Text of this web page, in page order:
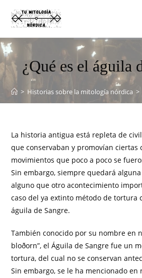
¿Qué es el águila
> Historias sobre la mitología nórdica >
La historia antigua está repleta de
que conservaban y promovían ciertas
movimientos que poco a poco se
Sin embargo, siempre quedará
alguno que otro acontecimiento
caso del ya extinto método de tortura
águila de Sangre.
También conocido por su nombre en
bloðorn”, el Águila de Sangre fue un
tortura, del cual no se conservan
Sin embargo, se le ha mencionado en